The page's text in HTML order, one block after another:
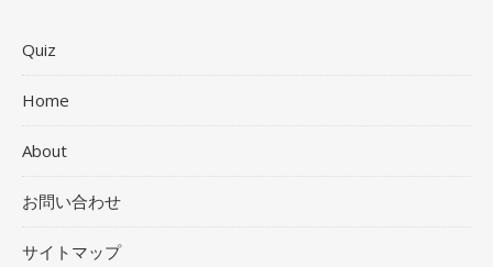
Quiz
Home
About
お問い合わせ
サイトマップ